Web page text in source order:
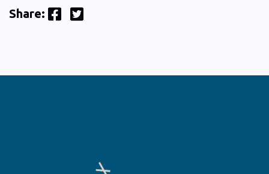
Share: Facebook
Twitter